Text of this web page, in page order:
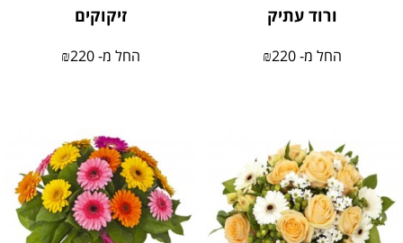
ורוד עתיק
החל מ- ₪220
זיקוקים
החל מ- ₪220